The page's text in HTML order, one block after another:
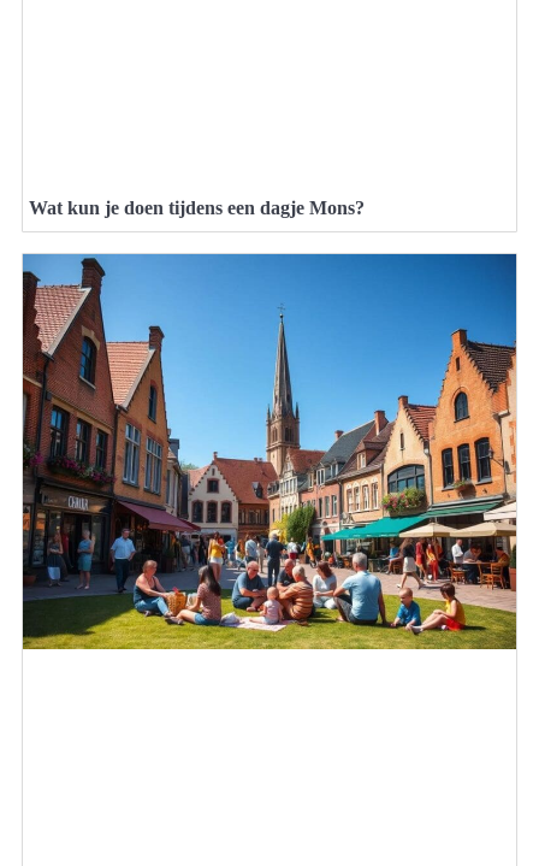
Wat kun je doen tijdens een dagje Mons?